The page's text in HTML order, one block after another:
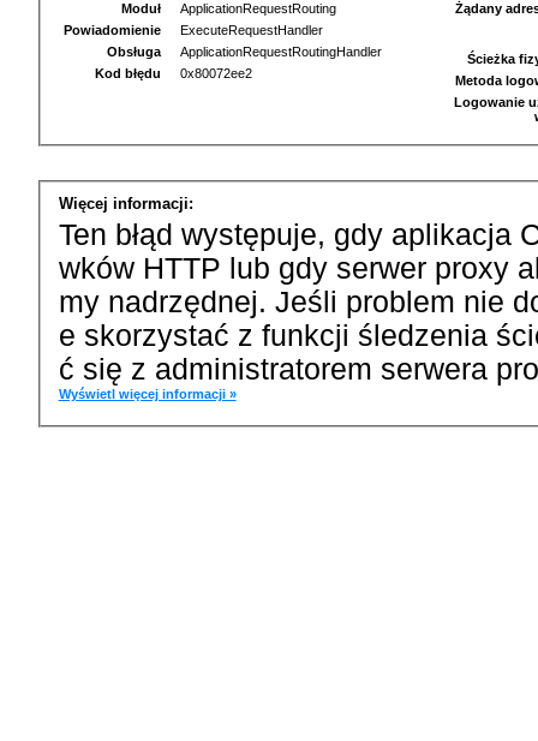
Moduł
ApplicationRequestRouting
Powiadomienie
ExecuteRequestHandler
Obsługa
ApplicationRequestRoutingHandler
Kod błędu
0x80072ee2
Żądany
Ścieżka
Metoda
Logowanie
Więcej informacji:
Ten błąd występuje, gdy aplikacja
wków HTTP lub gdy serwer proxy
my nadrzędnej. Jeśli problem nie
e skorzystać z funkcji śledzenia
ć się z administratorem serwera
Wyświetl więcej informacji »